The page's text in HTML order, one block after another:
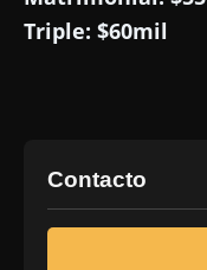
Triple: $60mil
Contacto